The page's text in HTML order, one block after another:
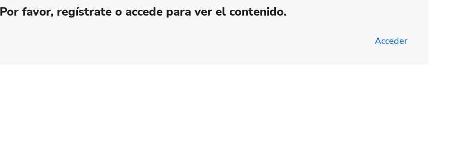
Por favor, regístrate o accede para ver el contenido.
Acceder